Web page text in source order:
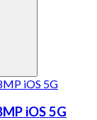
iOS 5G